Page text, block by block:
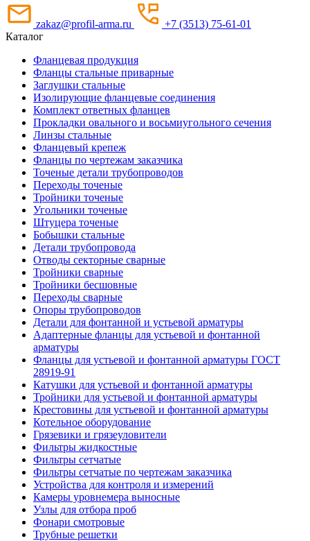
zakaz@profil-arma.ru
+7 (3513) 75-61-01
Каталог
Фланцевая продукция
Фланцы стальные приварные
Заглушки стальные
Изолирующие фланцевые соединения
Комплект ответных фланцев
Прокладки овального и восьмиугольного сечения
Линзы стальные
Фланцевый крепеж
Фланцы по чертежам заказчика
Точеные детали трубопроводов
Переходы точеные
Тройники точеные
Угольники точеные
Штуцера точеные
Бобышки стальные
Детали трубопровода
Отводы секторные сварные
Тройники сварные
Тройники бесшовные
Переходы сварные
Опоры трубопроводов
Детали для фонтанной и устьевой арматуры
Адаптерные фланцы для устьевой и фонтанной
арматуры
Фланцы для устьевой и фонтанной арматуры ГОСТ
28919-91
Катушки для устьевой и фонтанной арматуры
Тройники для устьевой и фонтанной арматуры
Крестовины для устьевой и фонтанной арматуры
Котельное оборудование
Грязевики и грязеуловители
Фильтры жидкостные
Фильтры сетчатые
Фильтры сетчатые по чертежам заказчика
Устройства для контроля и измерений
Камеры уровнемера выносные
Узлы для отбора проб
Фонари смотровые
Трубные решетки